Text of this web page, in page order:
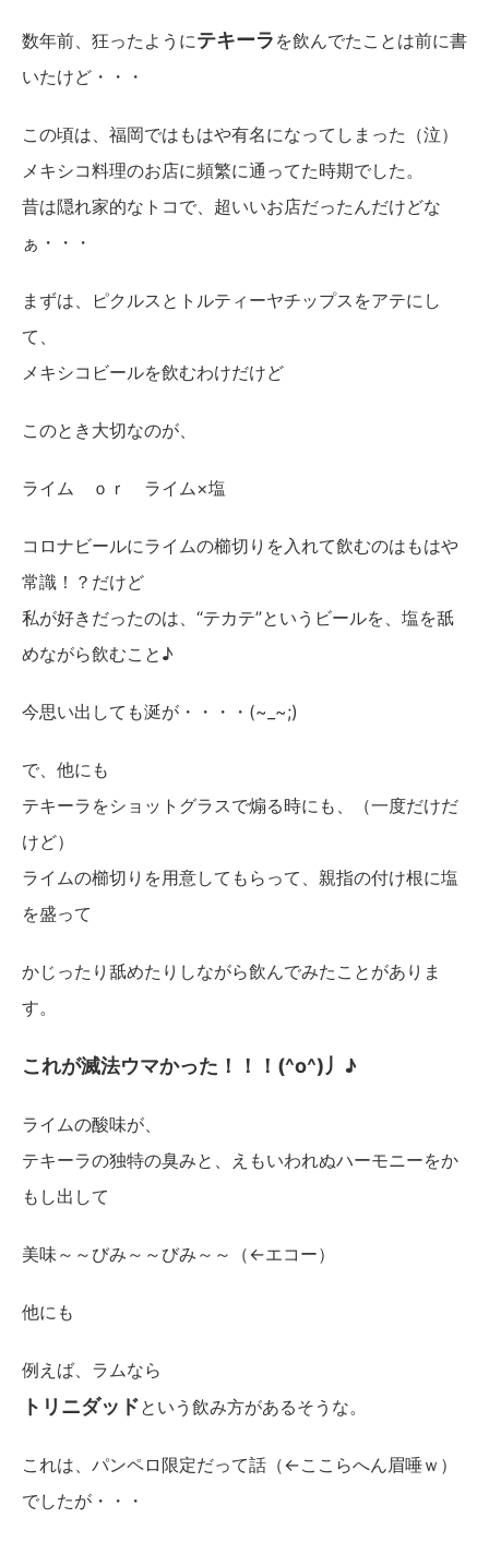
数年前、狂ったようにテキーラ を飲んでたことは前に書
いたけど・・・
この頃は、福岡ではもはや有名になってしまった（泣）
メキシコ料理のお店に頻繁に通ってた時期でした。
昔は隠れ家的なトコで、超いいお店だったんだけどな
ぁ・・・
まずは、ピクルスとトルティーヤチップスをアテにし
て、
メキシコビールを飲むわけだけど
このとき大切なのが、
ライム ｏｒ ライム×塩
コロナビールにライムの櫛切りを入れて飲むのはもはや
常識！？だけど
私が好きだったのは、“テカテ”というビールを、塩を舐
めながら飲むこと♪
今思い出しても涎が・・・・(~_~;)
で、他にも
テキーラをショットグラスで煽る時にも、（一度だけだ
けど）
ライムの櫛切りを用意してもらって、親指の付け根に塩
を盛って
かじったり舐めたりしながら飲んでみたことがありま
す。
これが滅法ウマかった！！！(^o^)丿♪
ライムの酸味が、
テキーラの独特の臭みと、えもいわれぬハーモニーをか
もし出して
美味～～びみ～～びみ～～（←エコー）
他にも
例えば、ラムなら
トリニダッドという飲み方があるそうな。
これは、パンペロ限定だって話（←ここらへん眉唾ｗ）
でしたが・・・